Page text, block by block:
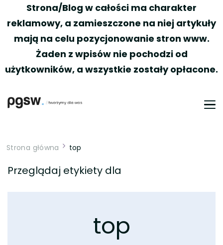
Strona/Blog w całości ma charakter
reklamowy, a zamieszczone na niej artykuły
mają na celu pozycjonowanie stron www.
Żaden z wpisów nie pochodzi od
użytkowników, a wszystkie zostały opłacone.
Strona główna top
Przeglądaj etykiety dla
top